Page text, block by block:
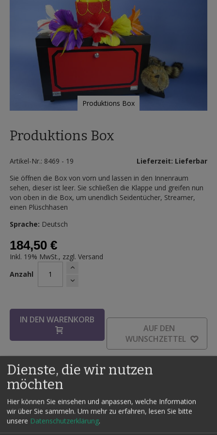
Produktions Box
der
Produktions Box
Artikel-Nr.: 8469 - 19
Lieferzeit: Lieferbar
Sie öffnen die Box von vorn und lassen in den Innenraum
sehen, dieser ist leer. Sie schließen die Klappe und greifen nun
von oben in die Box, um unendlich Seidentücher, Streamer,
einen Plüschhasen
Sprache: Deutsch
184,50 €
Inkl. 19% MwSt., zzgl. Versand
Anzahl
IN DEN WARENKORB
AUF DEN
WUNSCHZETTEL
Details
Lieferzeit erfagen!
Sie öffnen die Box von vorn und lassen in den Innenraum
sehen, dieser ist leer. Sie schließen die Klappe und greifen
Dienste, die wir nutzen
möchten
Hier können Sie einsehen und anpassen, welche Information
wir über Sie sammeln. Um mehr zu erfahren, lesen Sie bitte
unsere Datenschutzerklärung.